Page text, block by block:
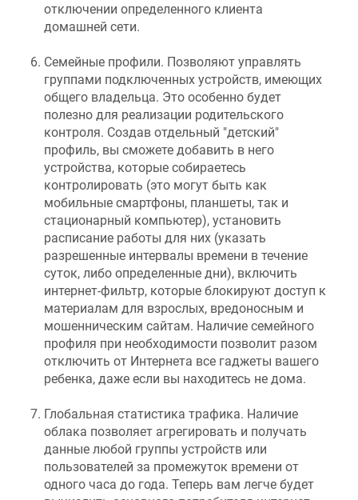
отключении определенного клиента
домашней сети.
Семейные профили. Позволяют управлять
группами подключенных устройств, имеющих
общего владельца. Это особенно будет
полезно для реализации родительского
контроля. Создав отдельный "детский"
профиль, вы сможете добавить в него
устройства, которые собираетесь
контролировать (это могут быть как
мобильные смартфоны, планшеты, так и
стационарный компьютер), установить
расписание работы для них (указать
разрешенные интервалы времени в течение
суток, либо определенные дни), включить
интернет-фильтр, которые блокируют доступ к
материалам для взрослых, вредоносным и
мошенническим сайтам. Наличие семейного
профиля при необходимости позволит разом
отключить от Интернета все гаджеты вашего
ребенка, даже если вы находитесь не дома.
Глобальная статистика трафика. Наличие
облака позволяет агрегировать и получать
данные любой группы устройств или
пользователей за промежуток времени от
одного часа до года. Теперь вам легче будет